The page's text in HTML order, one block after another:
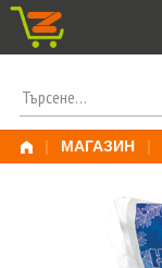
Skip
ПОТЪРСИ
ЗА:
| МАГАЗИН |